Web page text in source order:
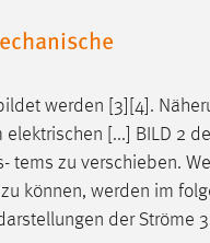
werden [3][4].
[...] BILD 2
tems zu verschieben.
können, werden im
der Ströme